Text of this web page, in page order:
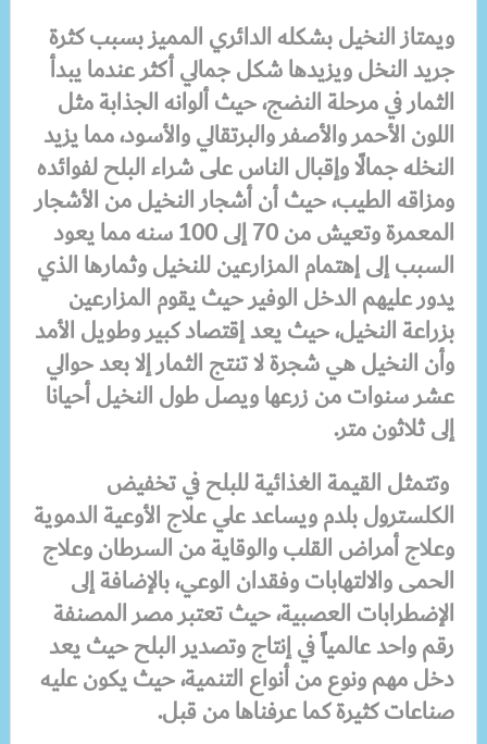
ويمتاز النخيل بشكله الدائري المميز بسبب كثرة
جريد النخل ويزيدها شكل جمالي أكثر عندما يبدأ
الثمار في مرحلة النضج، حيث ألوانه الجذابة مثل
اللون الأحمر والأصفر والبرتقالي والأسود، مما يزيد
النخله جمالًا وإقبال الناس على شراء البلح لفوائده
ومزاقه الطيب، حيث أن أشجار النخيل من الأشجار
المعمرة وتعيش من 70 إلى 100 سنه مما يعود
السبب إلى إهتمام المزارعين للنخيل وثمارها الذي
يدور عليهم الدخل الوفير حيث يقوم المزارعين
بزراعة النخيل، حيث يعد إقتصاد كبير وطويل الأمد
وأن النخيل هي شجرة لا تنتج الثمار إلا بعد حوالي
عشر سنوات من زرعها ويصل طول النخيل أحيانا
إلى ثلاثون متر.
وتتمثل القيمة الغذائية للبلح في تخفيض
الكلسترول بلدم ويساعد علي علاج الأوعية الدموية
وعلاج أمراض القلب والوقاية من السرطان وعلاج
الحمى والالتهابات وفقدان الوعي، بالإضافة إلى
الإضطرابات العصبية، حيث تعتبر مصر المصنفة
رقم واحد عالمياً في إنتاج وتصدير البلح حيث يعد
دخل مهم ونوع من أنواع التنمية، حيث يكون عليه
صناعات كثيرة كما عرفناها من قبل.